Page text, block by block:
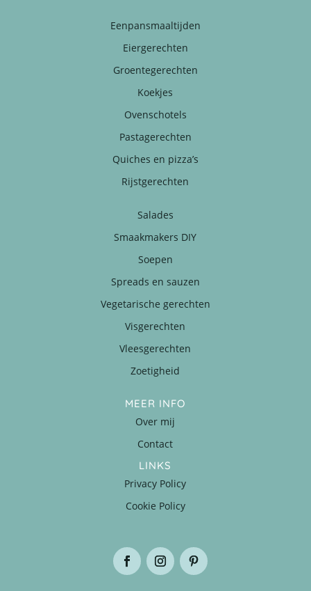
Eenpansmaaltijden
Eiergerechten
Groentegerechten
Koekjes
Ovenschotels
Pastagerechten
Quiches en pizza’s
Rijstgerechten
Salades
Smaakmakers DIY
Soepen
Spreads en sauzen
Vegetarische gerechten
Visgerechten
Vleesgerechten
Zoetigheid
MEER INFO
Over mij
Contact
LINKS
Privacy Policy
Cookie Policy